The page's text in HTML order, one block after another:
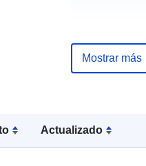
Actualizado
Registro del
Mostrar más